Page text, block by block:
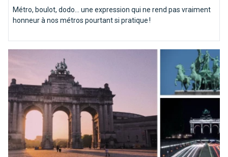
Métro, boulot, dodo… une expression qui ne rend pas vraiment
honneur à nos métros pourtant si pratique !